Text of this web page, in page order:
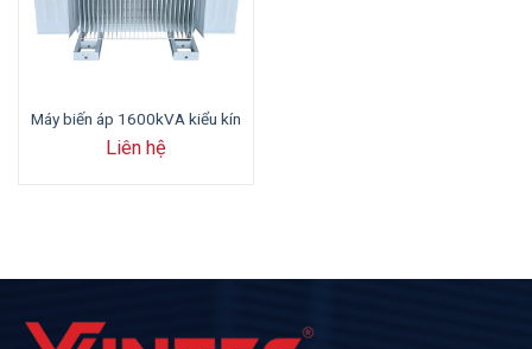
Máy biến áp 1600kVA kiểu kín
Liên hệ